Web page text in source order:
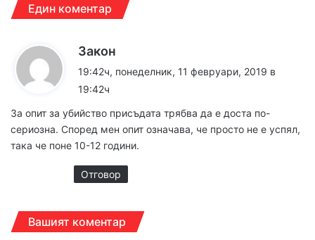
Един коментар
Закон
:
19:42ч, понеделник, 11 февруари, 2019 в
19:42ч
За опит за убийство присъдата трябва да е доста по-
сериозна. Според мен опит означава, че просто не е успял,
така че поне 10-12 години.
Отговор
Вашият коментар